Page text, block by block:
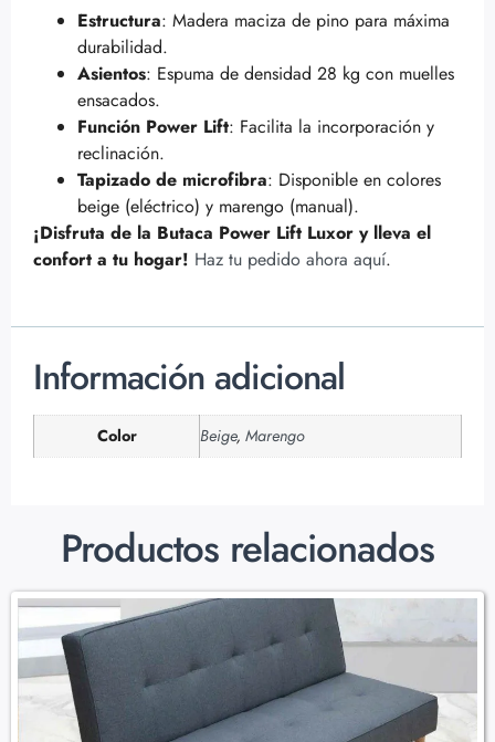
Estructura: Madera maciza de pino para máxima
durabilidad.
Asientos: Espuma de densidad 28 kg con muelles
ensacados.
Función Power Lift: Facilita la incorporación y
reclinación.
Tapizado de microfibra: Disponible en colores
beige (eléctrico) y marengo (manual).
¡Disfruta de la Butaca Power Lift Luxor y lleva el
confort a tu hogar! Haz tu pedido ahora aquí.
Información adicional
Color Beige, Marengo
Productos relacionados